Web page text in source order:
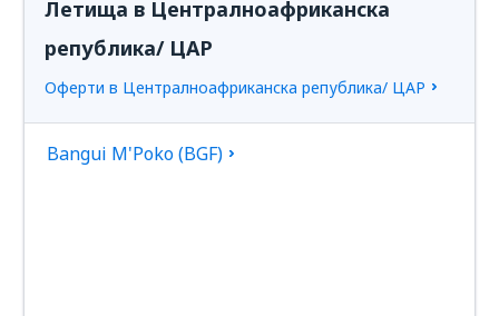
Летища в Централноафриканска
република/ ЦАР
Оферти в Централноафриканска република/ ЦАР
Bangui M'Poko (BGF)